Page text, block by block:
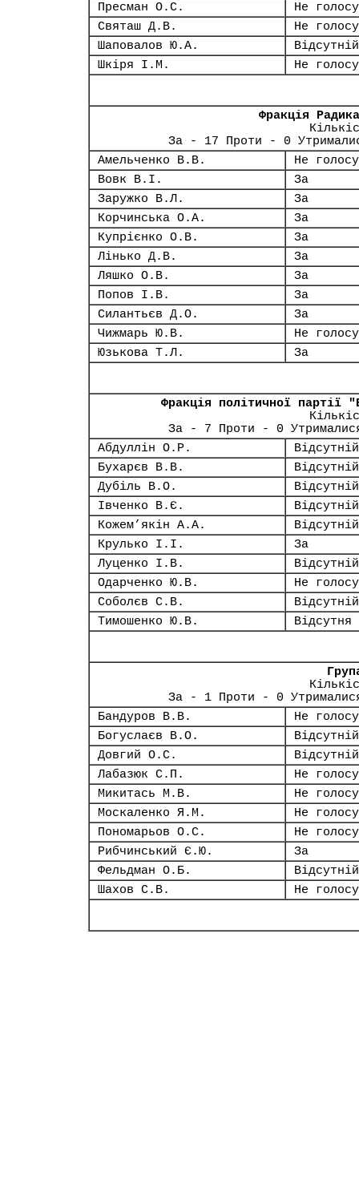
Пресман О.С.
Не
Святаш Д.В.
Не
Шаповалов Ю.А.
Відсутній
Шкіря І.М.
Не
Фракція
За - 17 Проти - 0
Амельченко В.В.
Не
Вовк В.І.
За
Заружко В.Л.
За
Корчинська О.А.
За
Купрієнко О.В.
За
Лінько Д.В.
За
Ляшко О.В.
За
Попов І.В.
За
Силантьєв Д.О.
За
Чижмарь Ю.В.
Не
Юзькова Т.Л.
За
Фракція політичної партії
За - 7 Проти - 0
Абдуллін О.Р.
Відсутній
Бухарєв В.В.
Відсутній
Дубіль В.О.
Відсутній
Івченко В.Є.
Відсутній
Кожем’якін А.А.
Відсутній
Крулько І.І.
За
Луценко І.В.
Відсутній
Одарченко Ю.В.
Не
Соболєв С.В.
Відсутній
Тимошенко Ю.В.
Відсутня
За - 1 Проти - 0
Бандуров В.В.
Не
Богуслаєв В.О.
Відсутній
Довгий О.С.
Відсутній
Лабазюк С.П.
Не
Микитась М.В.
Не
Москаленко Я.М.
Не
Пономарьов О.С.
Не
Рибчинський Є.Ю.
За
Фельдман О.Б.
Відсутній
Шахов С.В.
Не